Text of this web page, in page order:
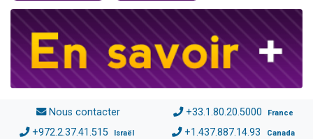
Nous contacter +33.1.80.20.5000 France
+972.2.37.41.515 Israël +1.437.887.14.93 Canada